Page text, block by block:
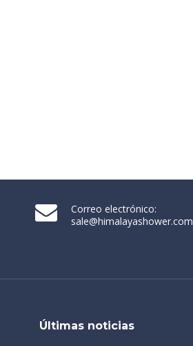
Correo electrónico:
sale@himalayashower.com
Últimas noticias